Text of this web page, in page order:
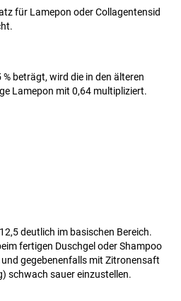
für Lamepon oder Collagentensid
beträgt, wird die in den älteren
Lamepon mit 0,64 multipliziert.
deutlich im basischen Bereich.
fertigen Duschgel oder Shampoo
gegebenenfalls mit Zitronensaft
schwach sauer einzustellen.